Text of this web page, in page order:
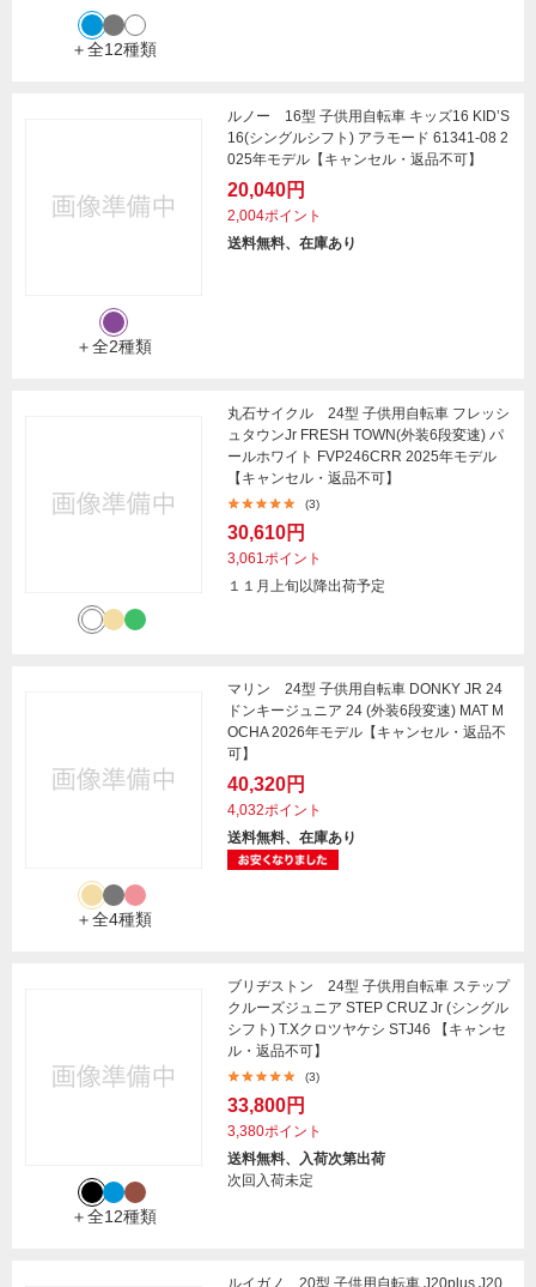
＋全12種類
＋全2種類
ルノー 16型 子供用自転車 キッズ16 KID’S
16(シングルシフト) アラモード 61341-08 2
025年モデル【キャンセル・返品不可】
20,040円
2,004ポイント
送料無料、在庫あり
丸石サイクル 24型 子供用自転車 フレッシ
ュタウンJr FRESH TOWN(外装6段変速) パ
ールホワイト FVP246CRR 2025年モデル
【キャンセル・返品不可】
(3)
30,610円
3,061ポイント
１１月上旬以降出荷予定
＋全4種類
マリン 24型 子供用自転車 DONKY JR 24
ドンキージュニア 24 (外装6段変速) MAT M
OCHA 2026年モデル【キャンセル・返品不
可】
40,320円
4,032ポイント
送料無料、在庫あり
＋全12種類
ブリヂストン 24型 子供用自転車 ステップ
クルーズジュニア STEP CRUZ Jr (シングル
シフト) T.Xクロツヤケシ STJ46 【キャンセ
ル・返品不可】
(3)
33,800円
3,380ポイント
送料無料、入荷次第出荷
次回入荷未定
ルイガノ 20型 子供用自転車 J20plus J20